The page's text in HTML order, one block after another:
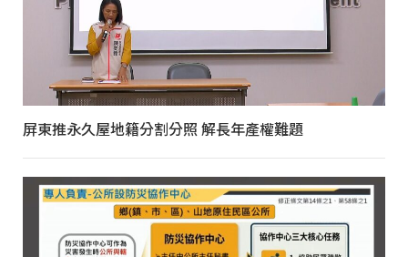
屏東推永久屋地籍分割分照 解長年產權難題